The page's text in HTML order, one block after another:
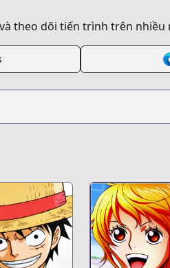
2439974
theo dõi tiến trình trên nhiều